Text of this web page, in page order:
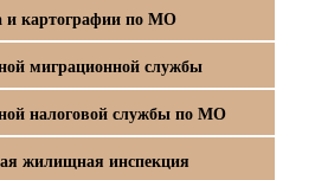
и картографии по МО
миграционной службы
налоговой службы по МО
жилищная инспекция